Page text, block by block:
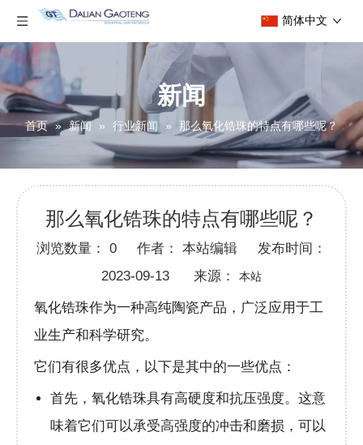
简体中文
新闻
首页 » 新闻 » 行业新闻 » 那么氧化锆珠的特点有哪些呢？
那么氧化锆珠的特点有哪些呢？
浏览数量： 0 作者： 本站编辑 发布时间：
2023-09-13 来源： 本站
氧化锆珠作为一种高纯陶瓷产品，广泛应用于工
业生产和科学研究。
它们有很多优点，以下是其中的一些优点：
首先，氧化锆珠具有高硬度和抗压强度。这意
味着它们可以承受高强度的冲击和磨损，可以